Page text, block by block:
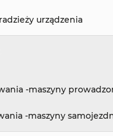
urządzenia
-maszyny
-maszyny